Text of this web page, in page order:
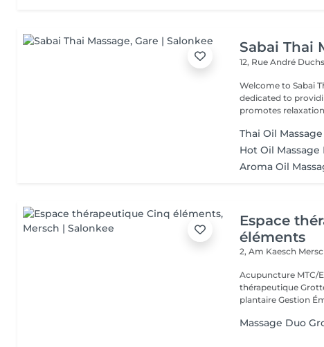
Sabai Thai
12, Rue André
Welcome to Sabai Thai Massage At
dedicated to
promotes
Thai Oil
Hot Oil Massage
Aroma Oil
Espace
éléments
2, Am Kaesch
Acupuncture MTC/
thérapeutique
plantaire Gestion
Massage Duo